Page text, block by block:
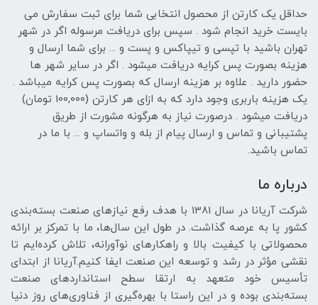
حداقل یک کارتن از محصول انتخابی شما برای ثبت سفارش می
بایست خرید انجام شود . سپس برای دریافت مرسوله اگر در شهر
تهران باشید با تپسی و تیپاکس و پست و ... برای شما ارسال و
هزینه بصورت پس کرایه دریافت میشود . اگر در سایر شهر ها
حضور دارید . علاوه بر هزینه ارسال که بصورت پس کرایه میباشد .
یک هزینه باربری وجود دارد که به ازای هر کارتن (100,۰۰۰ تومان)
دریافت میشود . درصورت نیاز به هرگونه مشورت از طریق
پشتیبانی و تماس و ارسال پیام از بله و واتساپ و ... با ما در
تماس باشید.
درباره ما
شرکت آریانا در سال 1381 با هدف رفع نیازهای صنعت بسته‌بندی
کشور پا به عرصه گذاشت. در طول این سال‌ها، ما با تمرکز بر ارائه
محصولاتی با کیفیت بالا و راهکارهای نوآورانه، تلاش کرده‌ایم تا
نقشی مؤثر در رشد و توسعه این صنعت ایفا کنیم.آریانا از ابتدای
تأسیس خود متعهد به ارتقا سطح استانداردهای صنعت
بسته‌بندی بوده و در این راستا با بهره‌گیری از فناوری‌های روز دنیا